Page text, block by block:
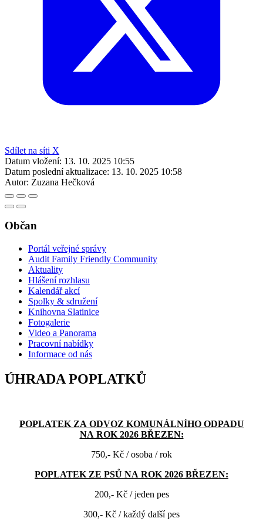
Sdílet na síti X
Datum vložení: 13. 10. 2025 10:55
Datum poslední aktualizace: 13. 10. 2025 10:58
Autor: Zuzana Hečková
Občan
Portál veřejné správy
Audit Family Friendly Community
Aktuality
Hlášení rozhlasu
Kalendář akcí
Spolky & sdružení
Knihovna Slatinice
Fotogalerie
Video a Panorama
Pracovní nabídky
Informace od nás
ÚHRADA POPLATKŮ
POPLATEK ZA ODVOZ KOMUNÁLNÍHO ODPADU
NA ROK 2026 BŘEZEN:
750,- Kč / osoba / rok
POPLATEK ZE PSŮ NA ROK 2026 BŘEZEN:
200,- Kč / jeden pes
300,- Kč / každý další pes